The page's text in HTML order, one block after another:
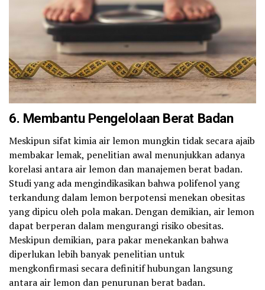
6. Membantu Pengelolaan Berat Badan
Meskipun sifat kimia air lemon mungkin tidak secara ajaib
membakar lemak, penelitian awal menunjukkan adanya
korelasi antara air lemon dan manajemen berat badan.
Studi yang ada mengindikasikan bahwa polifenol yang
terkandung dalam lemon berpotensi menekan obesitas
yang dipicu oleh pola makan. Dengan demikian, air lemon
dapat berperan dalam mengurangi risiko obesitas.
Meskipun demikian, para pakar menekankan bahwa
diperlukan lebih banyak penelitian untuk
mengkonfirmasi secara definitif hubungan langsung
antara air lemon dan penurunan berat badan.